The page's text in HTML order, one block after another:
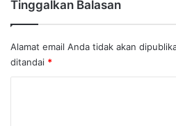
Tinggalkan Balasan
Alamat email Anda tidak akan
ditandai *